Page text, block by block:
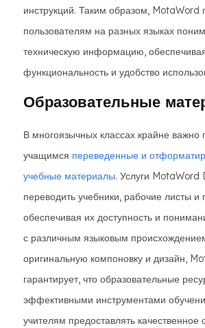
инструкций. Таким образом, MotaWord
пользователям на разных языках
техническую информацию,
функциональность и удобство
Образовательные
В многоязычных классах крайне важно
учащимся переведенные и
учебные материалы. Услуги MotaWord
переводить учебники, рабочие листы и
обеспечивая их доступность и
с различным языковым
оригинальную компоновку и дизайн,
гарантирует, что образовательные
эффективными инструментами
учителям предоставлять качественное